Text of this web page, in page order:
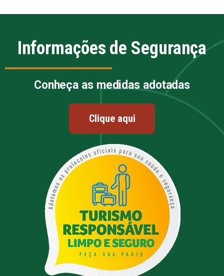
Informações de Segurança
Conheça as medidas adotadas
Clique aqui